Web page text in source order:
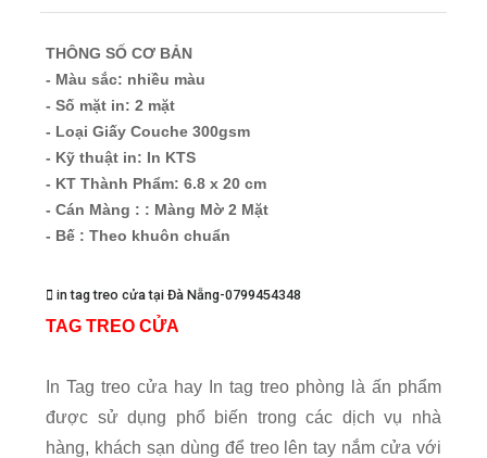
THÔNG SỐ CƠ BẢN
- Màu sắc: nhiều màu
- Số mặt in: 2 mặt
- Loại Giấy Couche 300gsm
- Kỹ thuật in: In KTS
- KT Thành Phẩm: 6.8 x 20 cm
- Cán Màng : : Màng Mờ 2 Mặt
- Bế : Theo khuôn chuẩn
in tag treo cửa tại Đà Nẵng-0799454348
TAG TREO CỬA
In Tag treo cửa hay In tag treo phòng là ấn phẩm
được sử dụng phổ biến trong các dịch vụ nhà
hàng, khách sạn dùng để treo lên tay nắm cửa với